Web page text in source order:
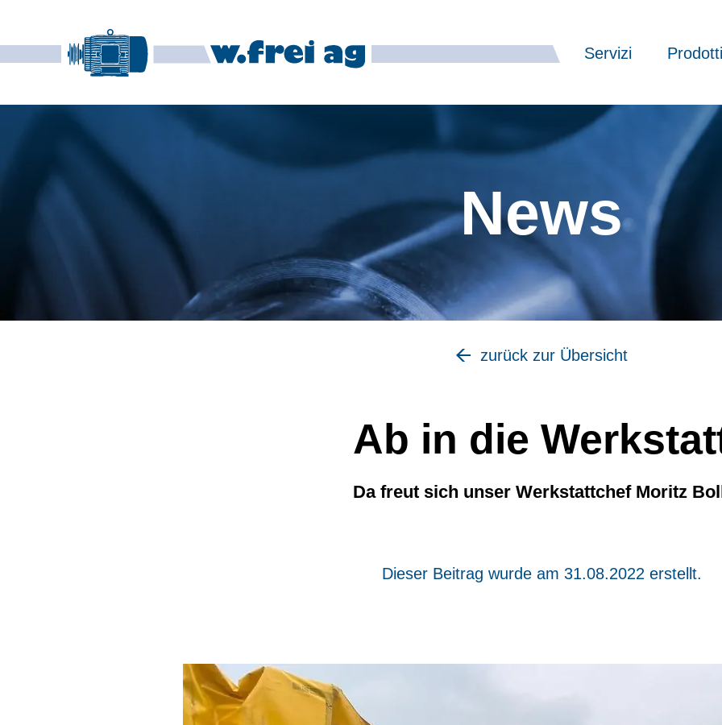
Servizi Prodotti
News
zurück zur Übersicht
Ab in die
Da freut sich unser Werkstattchef Moritz
Dieser Beitrag wurde am 31.08.2022 erstellt.